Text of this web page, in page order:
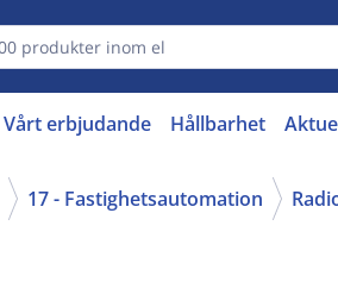
Vårt erbjudande Hållbarhet
17 - Fastighetsautomation